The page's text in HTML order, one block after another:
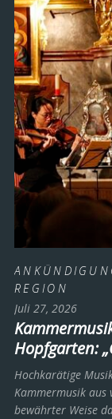
REGION
Juli 27, 2026
Hopfgarten:
Hochkarätige
Kammermusik aus
bewährter Weise